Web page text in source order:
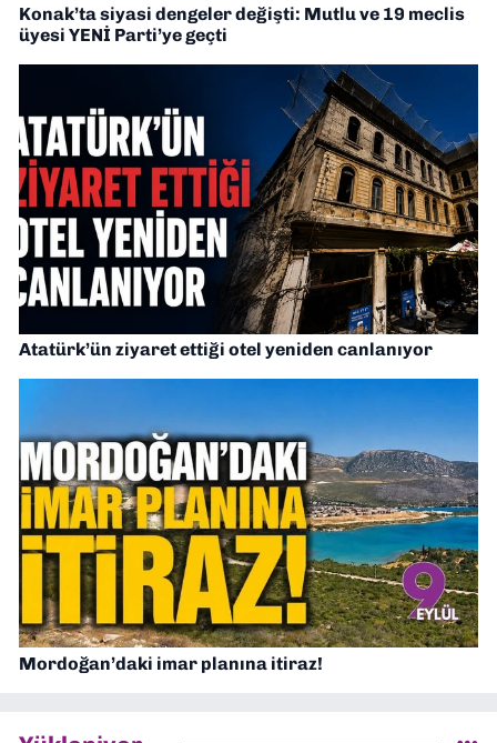
Konak’ta siyasi dengeler değişti: Mutlu ve 19 meclis
üyesi YENİ Parti’ye geçti
Atatürk’ün ziyaret ettiği otel yeniden canlanıyor
Mordoğan’daki imar planına itiraz!